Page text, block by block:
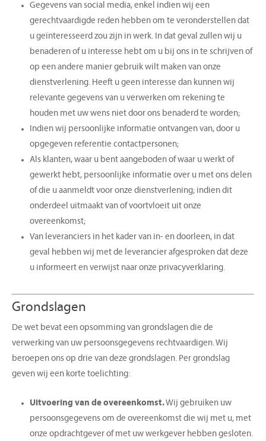
Gegevens van social media, enkel indien wij een
gerechtvaardigde reden hebben om te veronderstellen dat
u geïnteresseerd zou zijn in werk. In dat geval zullen wij u
benaderen of u interesse hebt om u bij ons in te schrijven of
op een andere manier gebruik wilt maken van onze
dienstverlening. Heeft u geen interesse dan kunnen wij
relevante gegevens van u verwerken om rekening te
houden met uw wens niet door ons benaderd te worden;
Indien wij persoonlijke informatie ontvangen van, door u
opgegeven referentie contactpersonen;
Als klanten, waar u bent aangeboden of waar u werkt of
gewerkt hebt, persoonlijke informatie over u met ons delen
of die u aanmeldt voor onze dienstverlening; indien dit
onderdeel uitmaakt van of voortvloeit uit onze
overeenkomst;
Van leveranciers in het kader van in- en doorleen, in dat
geval hebben wij met de leverancier afgesproken dat deze
u informeert en verwijst naar onze privacyverklaring.
Grondslagen
De wet bevat een opsomming van grondslagen die de
verwerking van uw persoonsgegevens rechtvaardigen. Wij
beroepen ons op drie van deze grondslagen. Per grondslag
geven wij een korte toelichting:
Uitvoering van de overeenkomst.Wij gebruiken uw
persoonsgegevens om de overeenkomst die wij met u, met
onze opdrachtgever of met uw werkgever hebben gesloten.